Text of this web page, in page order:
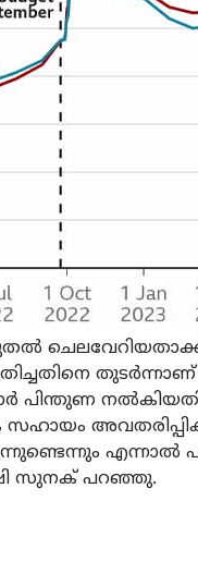
പിന്തുണ
സഹായം
എന്നാൽ
സുനക് പറഞ്ഞു.